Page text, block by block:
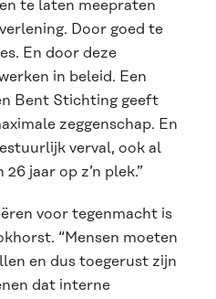
te laten meepraten
Door goed te
En door deze
in beleid. Een
Bent Stichting geeft
zeggenschap. En
verval, ook al
jaar op z’n plek.”
voor tegenmacht is
“Mensen moeten
en dus toegerust zijn
dat interne